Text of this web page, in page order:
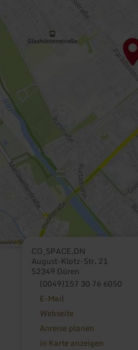
CO_SPACE.DN
August-Klotz-Str. 21
52349 Düren
(0049)157 30 76 6050
E-Mail
Webseite
Anreise planen
in Karte anzeigen